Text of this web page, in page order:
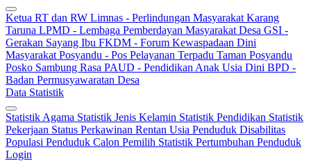
Ketua RT dan RW Limnas - Perlindungan Masyarakat Karang
Taruna LPMD - Lembaga Pemberdayan Masyarakat Desa GSI -
Gerakan Sayang Ibu FKDM - Forum Kewaspadaan Dini
Masyarakat Posyandu - Pos Pelayanan Terpadu Taman Posyandu
Posko Sambung Rasa PAUD - Pendidikan Anak Usia Dini BPD -
Badan Permusyawaratan Desa
Data Statistik
Statistik Agama Statistik Jenis Kelamin Statistik Pendidikan Statistik
Pekerjaan Status Perkawinan Rentan Usia Penduduk Disabilitas
Populasi Penduduk Calon Pemilih Statistik Pertumbuhan Penduduk
Login